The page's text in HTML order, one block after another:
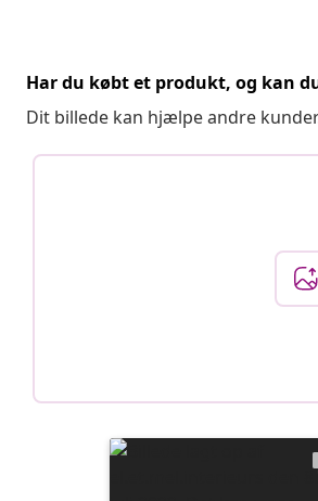
Har du købt et produkt, og kan
Dit billede kan hjælpe andre